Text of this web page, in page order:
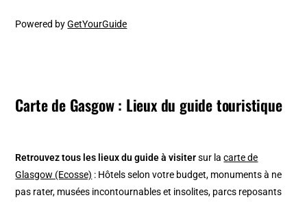
Powered byGetYourGuide
Carte de Gasgow : Lieux du guide touristique
Retrouvez tous les lieux du guide à visitersur lacarte de
Glasgow (Ecosse) : Hôtels selon votre budget, monuments à ne
pas rater, musées incontournables et insolites, parcs reposants